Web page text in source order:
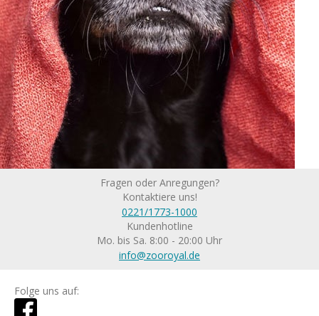
Fragen oder Anregungen?
Kontaktiere uns!
0221/1773-1000
Kundenhotline
Mo. bis Sa. 8:00 - 20:00 Uhr
info@zooroyal.de
Folge uns auf: